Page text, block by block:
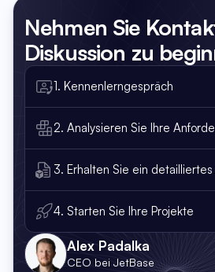
Nehmen Sie
Diskussion zu
1. Kennenlerngespräch
2. Analysieren Sie Ihre
3. Erhalten Sie ein
4. Starten Sie Ihre Projekte
Alex Padalka
CEO bei JetBase